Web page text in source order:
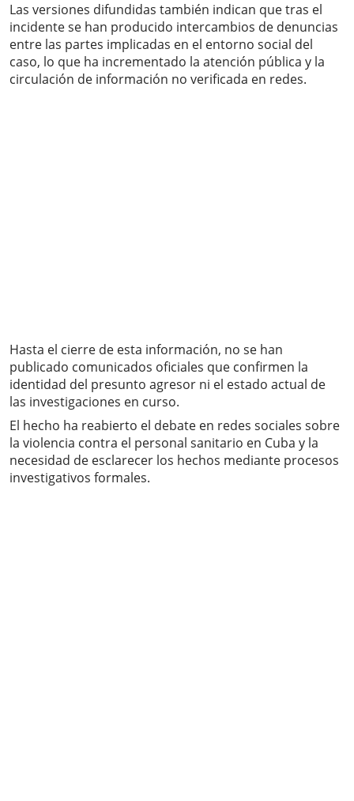
Las versiones difundidas también indican que tras el
incidente se han producido intercambios de denuncias
entre las partes implicadas en el entorno social del
caso, lo que ha incrementado la atención pública y la
circulación de información no verificada en redes.
Hasta el cierre de esta información, no se han
publicado comunicados oficiales que confirmen la
identidad del presunto agresor ni el estado actual de
las investigaciones en curso.
El hecho ha reabierto el debate en redes sociales sobre
la violencia contra el personal sanitario en Cuba y la
necesidad de esclarecer los hechos mediante procesos
investigativos formales.